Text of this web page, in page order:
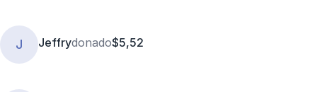
J Jeffrydonado$5,52